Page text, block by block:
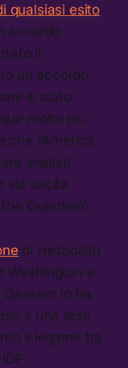
qualsiasi esito
accordo
il
un accordo
è stato
molto più
che l’America
analisti
sia uscita
Guardian)
di Hezbollah
Washington e
lo ha
e una resa
il legame tra